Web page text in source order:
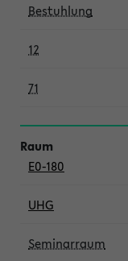
Bestuhlung
12
71
E0-180
UHG
Seminarraum